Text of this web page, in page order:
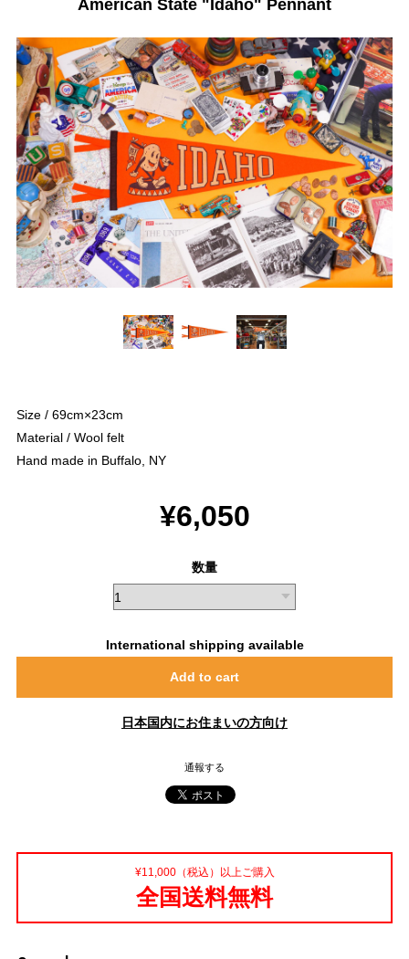
American State "Idaho" Pennant
Size / 69cm×23cm
Material / Wool felt
Hand made in Buffalo, NY
¥6,050
数量
International shipping available
Add to cart
日本国内にお住まいの方向け
通報する
¥11,000（税込）以上ご購入
全国送料無料